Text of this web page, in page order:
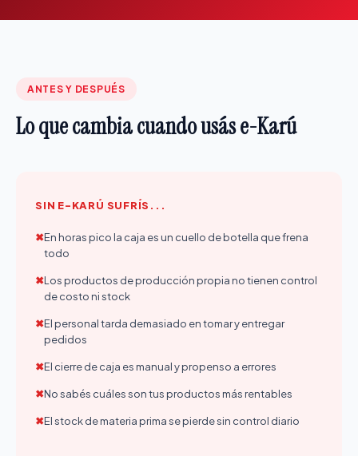
ANTES Y DESPUÉS
Lo que cambia cuando usás e-Karú
SIN E-KARÚ SUFRÍS...
En horas pico la caja es un cuello de botella que frena
todo
Los productos de producción propia no tienen control
de costo ni stock
El personal tarda demasiado en tomar y entregar
pedidos
El cierre de caja es manual y propenso a errores
No sabés cuáles son tus productos más rentables
El stock de materia prima se pierde sin control diario